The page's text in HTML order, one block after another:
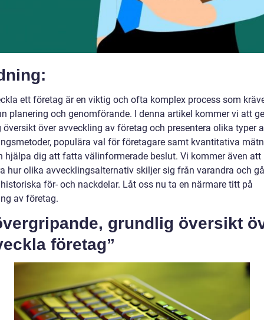
ett företag är en viktig och ofta komplex process som
planering och genomförande. I denna artikel kommer vi att
översikt över avveckling av företag och presentera olika typer
populära val för företagare samt kvantitativa
hjälpa dig att fatta välinformerade beslut. Vi kommer även att
hur olika avvecklingsalternativ skiljer sig från varandra och gå
för- och nackdelar. Låt oss nu ta en närmare titt på
av företag.
grundlig översikt
företag”